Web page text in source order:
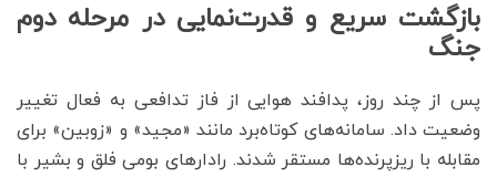
بازگشت سریع و قدرت‌نمایی در مرحله دوم
جنگ
پس از چند روز، پدافند هوایی از فاز تدافعی به فعال تغییر
وضعیت داد. سامانه‌های کوتاه‌برد مانند «مجید» و «زوبین» برای
مقابله با ریزپرنده‌ها مستقر شدند. رادارهای بومی فلق و بشیر با